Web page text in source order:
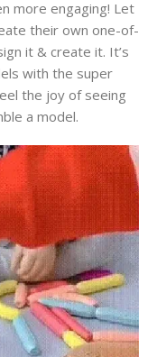
more engaging! Let
their own one-of-
it & create it. It’s
with the super
the joy of seeing
a model.